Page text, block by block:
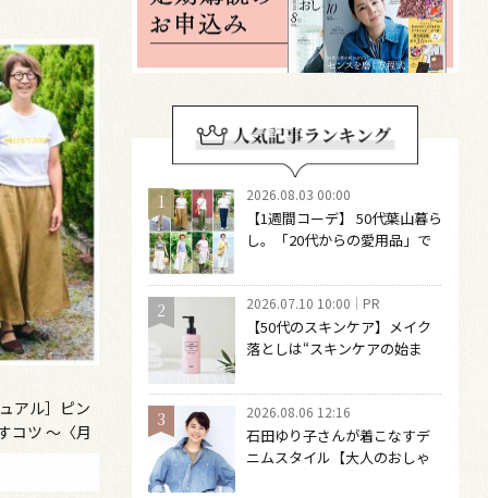
アル］ピン
コツ ～〈月
2026.08.03 00:00
【1週間コーデ】 50代葉山暮ら
し。「20代からの愛用品」で
～ 桐野恵美さん #022 Emi
Kirino～
2026.07.10 10:00 PR
【50代のスキンケア】メイク
落としは“スキンケアの始ま
いに満ちる、新発想のクレン
ジングオイル
2026.08.06 12:16
石田ゆり子さんが着こなすデ
ニムスタイル【大人のおしゃ